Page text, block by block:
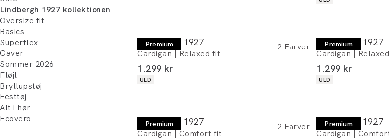
Lindbergh 1927 kollektionen
Oversize fit
Basics
Superflex
Gaver
Sommer 2026
Fløjl
Bryllupstøj
Festtøj
Alt i hør
Ecovero
Premium
Lindbergh 1927
Cardigan | Relaxed fit
2 Farver
I alt (inkl. rabat)
1.299 kr
Produkt egenskaber
ULD
Premium
Lindbergh 1927
Cardigan |
I alt (inkl. rabat)
1.299 kr
Produkt egenskaber
ULD
Premium
Lindbergh 1927
Cardigan | Comfort fit
2 Farver Premium
Lindbergh 1927
Cardigan |